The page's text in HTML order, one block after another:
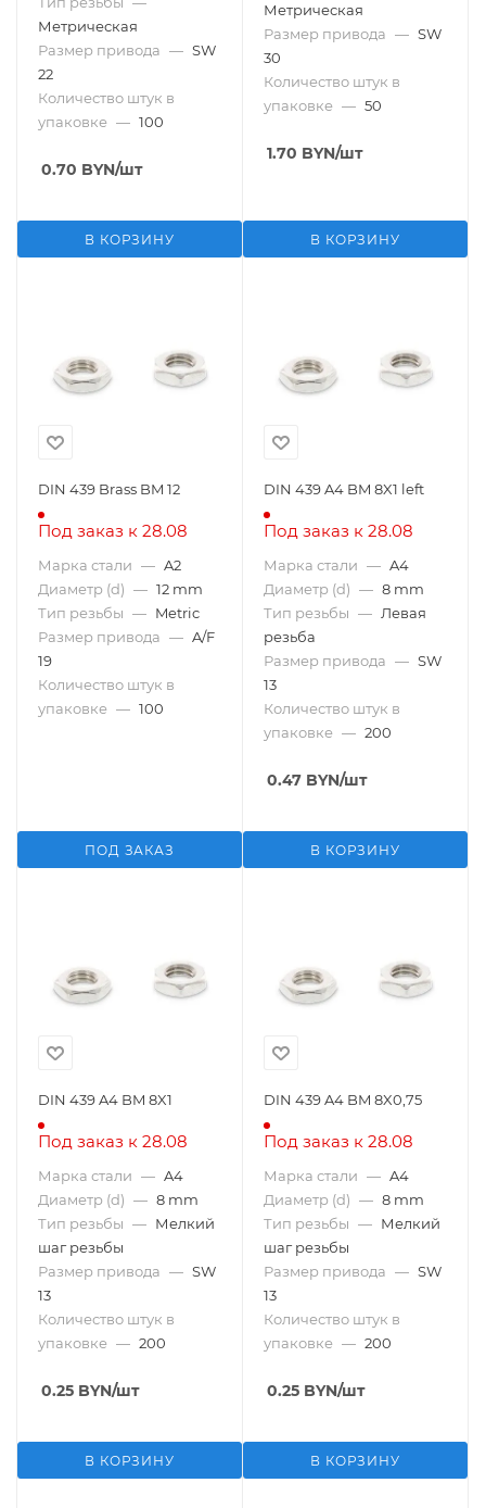
Метрическая
Размер привода — SW
22
Количество штук в
упаковке — 100
0.70 BYN/шт
В КОРЗИНУ
Метрическая
Размер привода — SW
30
Количество штук в
упаковке — 50
1.70 BYN/шт
В КОРЗИНУ
DIN 439 Brass BM 12
Под заказ к 28.08
Марка стали — A2
Диаметр (d) — 12 mm
Тип резьбы — Metric
Размер привода — A/F
19
Количество штук в
упаковке — 100
ПОД ЗАКАЗ
DIN 439 A4 BM 8X1 left
Под заказ к 28.08
Марка стали — A4
Диаметр (d) — 8 mm
Тип резьбы — Левая
резьба
Размер привода — SW
13
Количество штук в
упаковке — 200
0.47 BYN/шт
В КОРЗИНУ
DIN 439 A4 BM 8X1
Под заказ к 28.08
Марка стали — A4
Диаметр (d) — 8 mm
Тип резьбы — Мелкий
шаг резьбы
Размер привода — SW
13
Количество штук в
упаковке — 200
0.25 BYN/шт
В КОРЗИНУ
DIN 439 A4 BM 8X0,75
Под заказ к 28.08
Марка стали — A4
Диаметр (d) — 8 mm
Тип резьбы — Мелкий
шаг резьбы
Размер привода — SW
13
Количество штук в
упаковке — 200
0.25 BYN/шт
В КОРЗИНУ